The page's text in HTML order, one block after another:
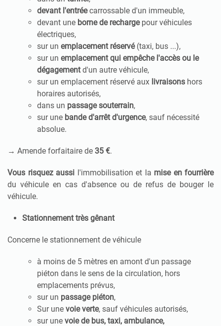
devant l'entréecarrossable d'un immeuble,
devant une borne de rechargepour véhicules
électriques,
sur un emplacement réservé(taxi, bus ...),
sur un emplacement qui empêche l'accès ou le
dégagementd'un autre véhicule,
sur un emplacement réservé aux livraisons hors
horaires autorisés,
dans un passage souterrain,
sur une bande d'arrêt d'urgence, sauf nécessité
absolue.
→ Amende forfaitaire de 35 €.
Vous risquez aussi l'immobilisation et la mise en fourrière
du véhicule en cas d'absence ou de refus de bouger le
véhicule.
Stationnement très gênant
Concerne le stationnement de véhicule
à moins de 5 mètres en amont d'un passage
piéton dans le sens de la circulation, hors
emplacements prévus,
sur un passage piéton,
Sur une voie verte, sauf véhicules autorisés,
sur une voie de bus, taxi, ambulance,